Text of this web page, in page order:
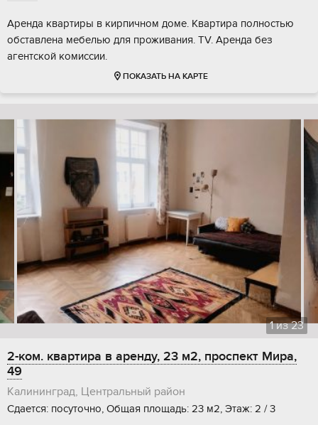
Аренда квартиры в кирпичном доме. Квартира полностью
обставлена мебелью для проживания. TV. Аренда без
агентской комиссии.
ПОКАЗАТЬ НА КАРТЕ
1из23
2-ком. квартира в аренду, 23 м2, проспект Мира,
49
Калининград, Центральный район
Сдается: посуточно, Общая площадь: 23 м2, Этаж: 2 / 3